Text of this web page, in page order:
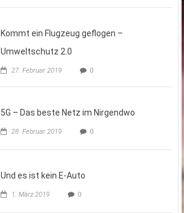
Kommt ein Flugzeug geflogen –
Umweltschutz 2.0
27. Februar 2019 0
5G – Das beste Netz im Nirgendwo
28. Februar 2019 0
Und es ist kein E-Auto
1. März 2019 0